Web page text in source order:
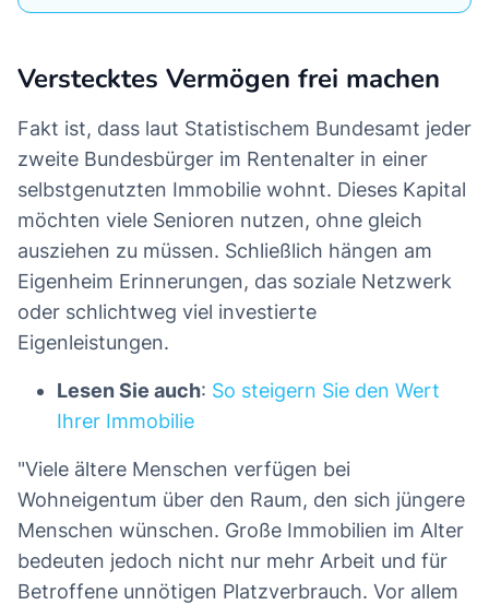
Verstecktes Vermögen frei machen
Fakt ist, dass laut Statistischem Bundesamt jeder
zweite Bundesbürger im Rentenalter in einer
selbstgenutzten Immobilie wohnt. Dieses Kapital
möchten viele Senioren nutzen, ohne gleich
ausziehen zu müssen. Schließlich hängen am
Eigenheim Erinnerungen, das soziale Netzwerk
oder schlichtweg viel investierte
Eigenleistungen.
Lesen Sie auch: So steigern Sie den Wert
Ihrer Immobilie
"Viele ältere Menschen verfügen bei
Wohneigentum über den Raum, den sich jüngere
Menschen wünschen. Große Immobilien im Alter
bedeuten jedoch nicht nur mehr Arbeit und für
Betroffene unnötigen Platzverbrauch. Vor allem